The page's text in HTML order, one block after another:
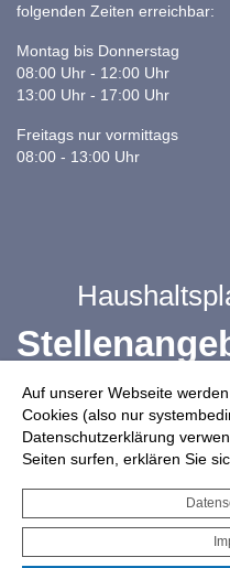
Auf unserer Webseite
Cookies (also nur
Datenschutzerklärung
Seiten surfen, erklären Sie
folgenden Zeiten erreichbar:
Montag bis Donnerstag
08:00 Uhr - 12:00 Uhr
13:00 Uhr - 17:00 Uhr
Freitags nur vormittags
08:00 - 13:00 Uhr
Ganztag
Infos zur